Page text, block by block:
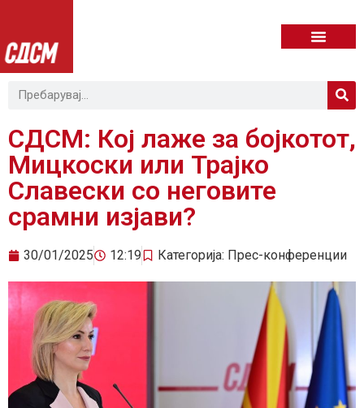
СДСМ: Кој лаже за бојкотот,
Мицкоски или Трајко
Славески со неговите
срамни изјави?
30/01/2025 12:19 Категорија: Прес-конференции